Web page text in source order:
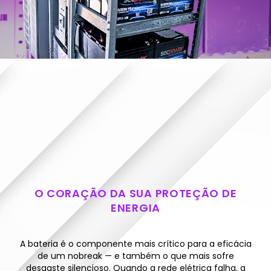
CONSULTORIA COMPLETA
BATERIAS PARA
NOBREAK
O CORAÇÃO DA SUA PROTEÇÃO DE
ENERGIA
A bateria é o componente mais crítico para a eficácia
de um nobreak — e também o que mais sofre
desgaste silencioso. Quando a rede elétrica falha, a